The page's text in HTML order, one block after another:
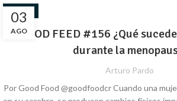
03
AGO
SALUD
GOOD FEED #156 ¿Qué
durante la
Arturo Pardo
Por Good Food @goodfoodcr Cuando una